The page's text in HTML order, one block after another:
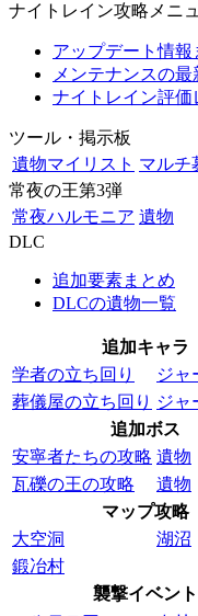
ナイトレイン攻略メニ
アップデート情報
メンテナンスの最
ナイトレイン評価
ツール・掲示板
遺物マイリスト マルチ
常夜の王第3弾
常夜ハルモニア 遺物
DLC
追加要素まとめ
DLCの遺物一覧
追加キャラ
学者の立ち回り
ジャ
葬儀屋の立ち回り ジャ
追加ボス
安寧者たちの攻略 遺物
瓦礫の王の攻略
遺物
マップ攻略
大空洞
湖沼
鍛冶村
襲撃イベント